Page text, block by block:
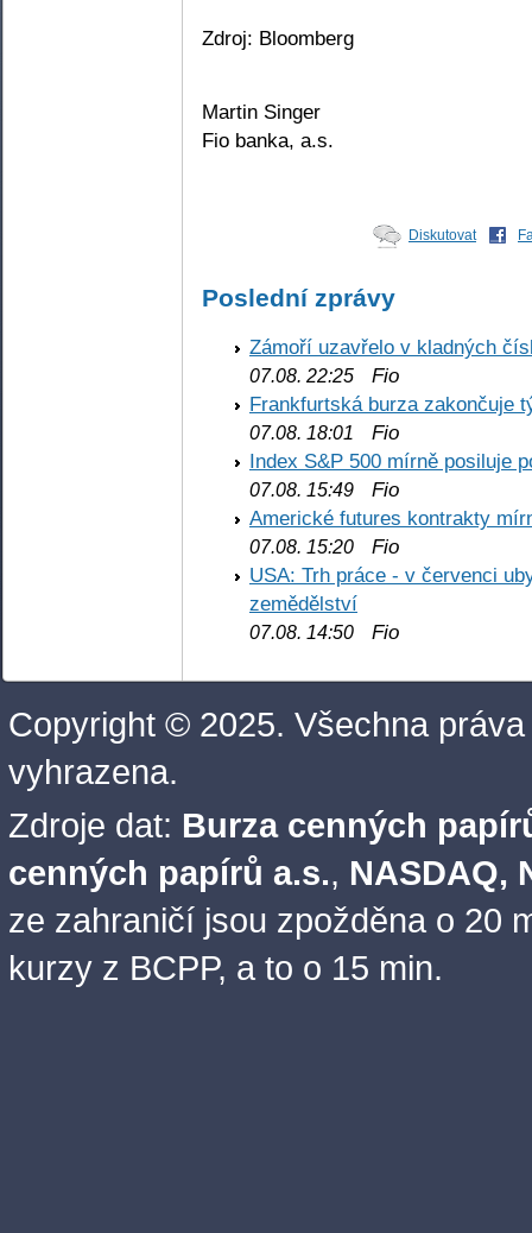
Zdroj: Bloomberg
Martin Singer
Fio banka, a.s.
Diskutovat
Poslední zprávy
Zámoří uzavřelo v kladných
07.08. 22:25 Fio
Frankfurtská burza zakončuje
07.08. 18:01
Fio
Index S&P 500 mírně posiluje
07.08. 15:49 Fio
Americké futures kontrakty
07.08. 15:20 Fio
USA: Trh práce - v červenci
zemědělství
07.08. 14:50 Fio
Copyright © 2025. Všechna práva
vyhrazena.
Zdroje dat: Burza cenných
cenných papírů a.s., NASDAQ,
ze zahraničí jsou zpožděna o 20
kurzy z BCPP, a to o 15 min.